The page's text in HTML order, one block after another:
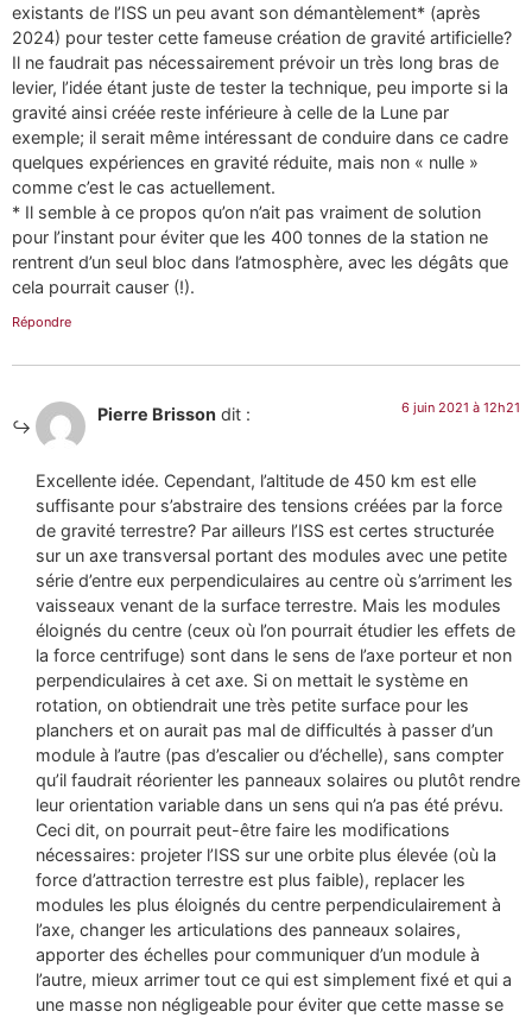
existants de l’ISS un peu avant son démantèlement* (après
2024) pour tester cette fameuse création de gravité artificielle?
Il ne faudrait pas nécessairement prévoir un très long bras de
levier, l’idée étant juste de tester la technique, peu importe si la
gravité ainsi créée reste inférieure à celle de la Lune par
exemple; il serait même intéressant de conduire dans ce cadre
quelques expériences en gravité réduite, mais non « nulle »
comme c’est le cas actuellement.
* Il semble à ce propos qu’on n’ait pas vraiment de solution
pour l’instant pour éviter que les 400 tonnes de la station ne
rentrent d’un seul bloc dans l’atmosphère, avec les dégâts que
cela pourrait causer (!).
Répondre
Pierre Brisson dit : 6 juin 2021 à 12h21
Excellente idée. Cependant, l’altitude de 450 km est elle
suffisante pour s’abstraire des tensions créées par la force
de gravité terrestre? Par ailleurs l’ISS est certes structurée
sur un axe transversal portant des modules avec une petite
série d’entre eux perpendiculaires au centre où s’arriment les
vaisseaux venant de la surface terrestre. Mais les modules
éloignés du centre (ceux où l’on pourrait étudier les effets de
la force centrifuge) sont dans le sens de l’axe porteur et non
perpendiculaires à cet axe. Si on mettait le système en
rotation, on obtiendrait une très petite surface pour les
planchers et on aurait pas mal de difficultés à passer d’un
module à l’autre (pas d’escalier ou d’échelle), sans compter
qu’il faudrait réorienter les panneaux solaires ou plutôt rendre
leur orientation variable dans un sens qui n’a pas été prévu.
Ceci dit, on pourrait peut-être faire les modifications
nécessaires: projeter l’ISS sur une orbite plus élevée (où la
force d’attraction terrestre est plus faible), replacer les
modules les plus éloignés du centre perpendiculairement à
l’axe, changer les articulations des panneaux solaires,
apporter des échelles pour communiquer d’un module à
l’autre, mieux arrimer tout ce qui est simplement fixé et qui a
une masse non négligeable pour éviter que cette masse se